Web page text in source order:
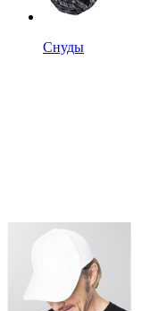
Снуды